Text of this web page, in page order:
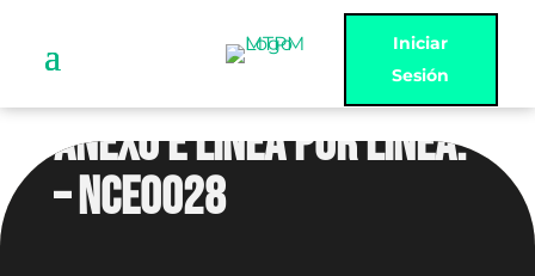
Iniciar
Sesión
ANEXO E LINEA POR LINEA.
– NCE0028